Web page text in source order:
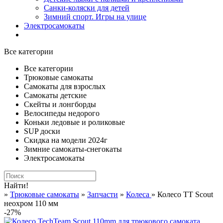
Санки-коляски для детей
Зимний спорт. Игры на улице
Электросамокаты
Все категории
Все категории
Трюковые самокаты
Самокаты для взрослых
Самокаты детские
Cкейты и лонгборды
Велосипеды недорого
Коньки ледовые и роликовые
SUP доски
Скидка на модели 2024г
Зимние самокаты-снегокаты
Электросамокаты
Найти!
» Трюковые самокаты » Запчасти » Колеса » Колесо TT Scout
неохром 110 мм
-27%